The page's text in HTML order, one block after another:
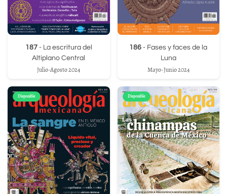
187- La escritura del
Altiplano Central
Julio-Agosto 2024
186 - Fases y faces de la
Luna
Mayo-Junio 2024
Disponible Disponible